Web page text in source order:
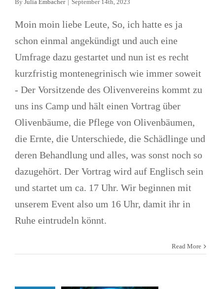
By Julia Embacher | September 14th, 2023
Moin moin liebe Leute, So, ich hatte es ja
schon einmal angekündigt und auch eine
Umfrage dazu gestartet und nun ist es recht
kurzfristig montenegrinisch wie immer soweit
- Der Vorsitzende des Olivenvereins kommt zu
uns ins Camp und hält einen Vortrag über
Olivenbäume, die Pflege von Olivenbäumen,
die Ernte, die Unterschiede, die Schädlinge und
deren Behandlung und alles, was sonst noch so
dazugehört. Der Vortrag wird auf Englisch sein
und startet um ca. 17 Uhr. Wir beginnen mit
unserem Event also um 16 Uhr, damit ihr in
Ruhe eintrudeln könnt.
Read More
Treffen im